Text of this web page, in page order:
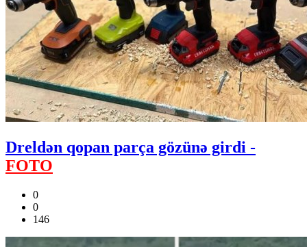
Dreldən qopan parça gözünə girdi -
FOTO
0
0
146